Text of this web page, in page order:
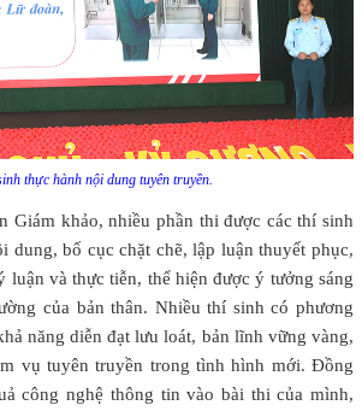
thực hành nội dung tuyên truyền.
Giám khảo, nhiều phần thi được các thí sinh
dung, bố cục chặt chẽ, lập luận thuyết phục,
luận và thực tiễn, thể hiện được ý tưởng sáng
của bản thân. Nhiều thí sinh có phương
năng diễn đạt lưu loát, bản lĩnh vững vàng,
vụ tuyên truyền trong tình hình mới. Đồng
công nghệ thông tin vào bài thi của mình,